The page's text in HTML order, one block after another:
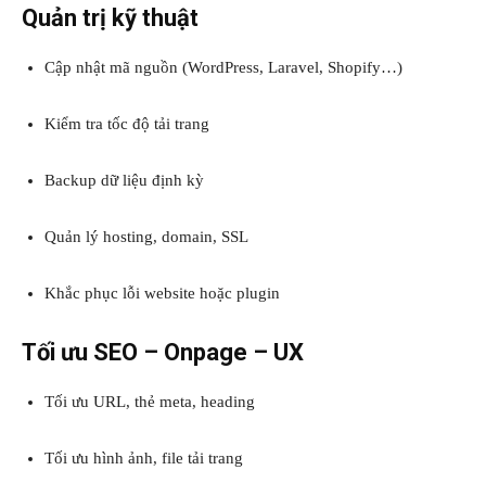
Quản trị kỹ thuật
Cập nhật mã nguồn (WordPress, Laravel, Shopify…)
Kiểm tra tốc độ tải trang
Backup dữ liệu định kỳ
Quản lý hosting, domain, SSL
Khắc phục lỗi website hoặc plugin
Tối ưu SEO – Onpage – UX
Tối ưu URL, thẻ meta, heading
Tối ưu hình ảnh, file tải trang